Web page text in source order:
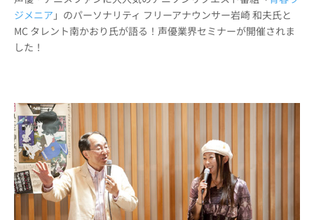
ジメニア 」のパーソナリティ フリーアナウンサー岩崎 和夫氏と
MC タレント南かおり氏が語る！声優業界セミナーが開催されま
した！